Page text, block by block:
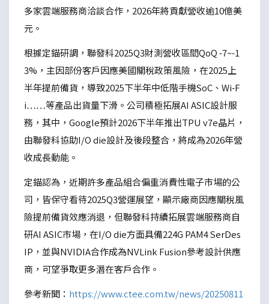
多家雲端服務商洽談合作，2026年將貢獻營收逾10億美
元。
根據定錨研調，聯發科2025Q3財測營收區間QoQ -7~-1
3%，主因部份客戶因應美國關稅政策風險，在2025上
半年提前備貨，導致2025下半年中低階手機SoC、Wi-F
i……等產品出貨量下滑。公司積極拓展AI ASIC設計服
務，其中，Google預計2026下半年推出TPU v7e晶片，
由聯發科協助I/O die設計及後段整合，將成為2026年營
收成長動能。
定錨認為，近期許多產品組合偏重消費性電子市場的公
司，皆保守看待2025Q3營運展望，顯示廠商因應關稅風
險提前備貨效應消退，但聯發科持續拓展雲端服務商自
研AI ASIC市場，在I/O die方面具備224G PAM4 SerDes
IP，並與NVIDIA合作成為NVLink Fusion參考設計供應
商，可望爭取更多潛在客戶合作。
參考新聞： https://www.ctee.com.tw/news/20250811